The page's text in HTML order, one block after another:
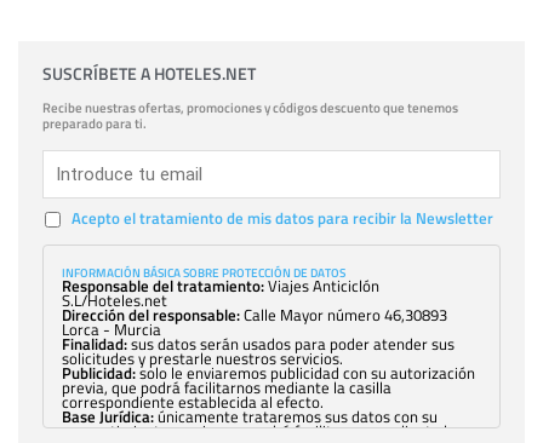
SUSCRÍBETE A HOTELES.NET
Recibe nuestras ofertas, promociones y códigos descuento que tenemos
preparado para ti.
Acepto el tratamiento de mis datos para recibir la Newsletter
INFORMACIÓN BÁSICA SOBRE PROTECCIÓN DE DATOS
Responsable del tratamiento:Viajes Anticiclón
S.L/Hoteles.net
Dirección del responsable:Calle Mayor número 46,30893
Lorca - Murcia
Finalidad:sus datos serán usados para poder atender sus
solicitudes y prestarle nuestros servicios.
Publicidad:solo le enviaremos publicidad con su autorización
previa, que podrá facilitarnos mediante la casilla
correspondiente establecida al efecto.
Base Jurídica:únicamente trataremos sus datos con su
consentimiento previo, que podrá facilitarnos mediante la